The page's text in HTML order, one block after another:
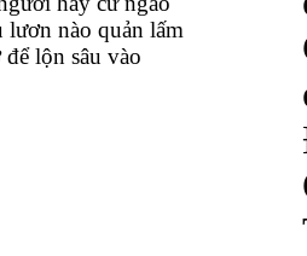
lươn nào quản lấm
lộn sâu vào